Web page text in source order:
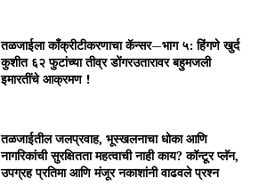
तळजाईला काँक्रीटीकरणाचा कॅन्सर—भाग ५: हिंगणे खुर्द
कुशीत ६२ फुटांच्या तीव्र डोंगरउतारावर बहुमजली
इमारतींचे आक्रमण !
तळजाईतील जलप्रवाह, भूस्खलनाचा धोका आणि
नागरिकांची सुरक्षितता महत्वाची नाही काय? कॉन्टूर प्लॅन,
उपग्रह प्रतिमा आणि मंजूर नकाशांनी वाढवले प्रश्न